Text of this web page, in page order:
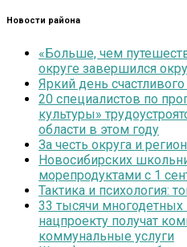
Новости района
«Больше, чем
округе завершился
Яркий день счастливого
20 специалистов по
культуры»
области в этом году
За честь округа и
Новосибирских
морепродуктами с 1
Тактика и психология:
33 тысячи
нацпроекту получат
коммунальные услуги